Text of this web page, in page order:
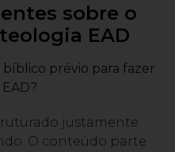
sobre o
EAD
prévio para fazer
justamente
O conteúdo parte